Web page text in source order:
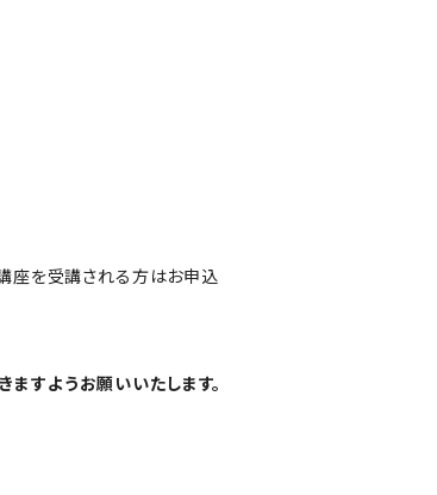
座を受講される方はお申込
すようお願いいたします。